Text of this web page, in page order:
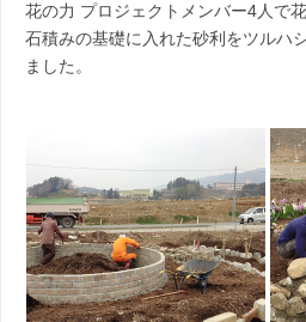
花の力 プロジェクトメンバー4人で
石積みの基礎に入れた砂利をツルハ
ました。